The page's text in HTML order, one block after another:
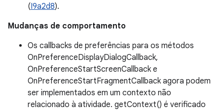
(I9a2d8).
Mudanças de comportamento
Os callbacks de preferências para os métodos
OnPreferenceDisplayDialogCallback,
OnPreferenceStartScreenCallback e
OnPreferenceStartFragmentCallback agora podem
ser implementados em um contexto não
relacionado à atividade. getContext() é verificado